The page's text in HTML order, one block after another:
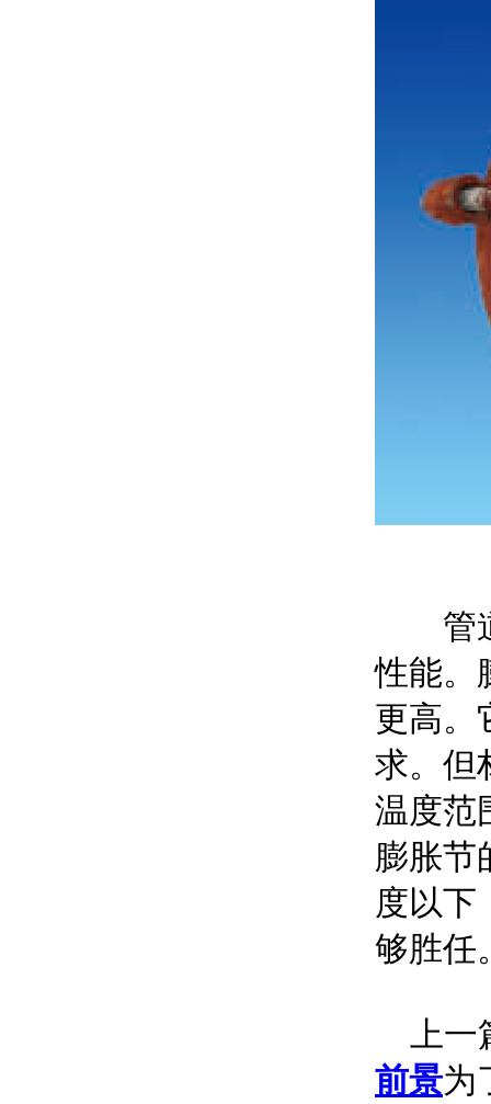
管道
性能。
更高。
求。但
温度范
膨胀节
度以下
够胜任
上一
前景为